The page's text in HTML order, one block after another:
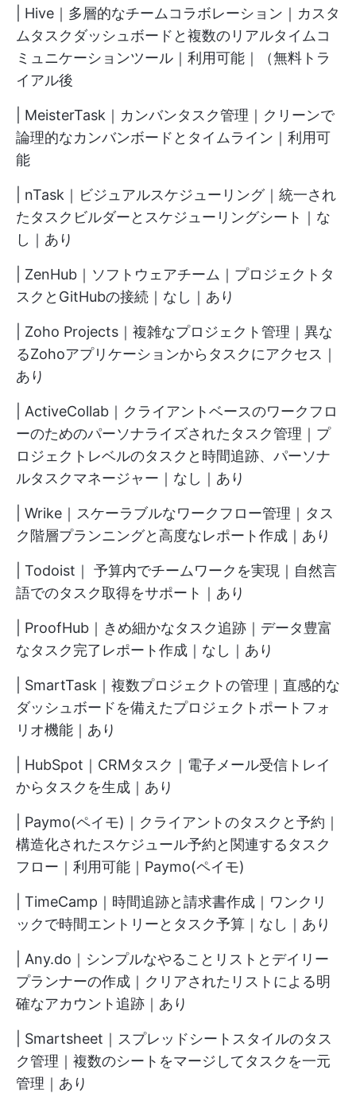
| Hive｜多層的なチームコラボレーション｜カスタ
ムタスクダッシュボードと複数のリアルタイムコ
ミュニケーションツール｜利用可能｜（無料トラ
イアル後
| MeisterTask｜カンバンタスク管理｜クリーンで
論理的なカンバンボードとタイムライン｜利用可
能
| nTask｜ビジュアルスケジューリング｜統一され
たタスクビルダーとスケジューリングシート｜な
し｜あり
| ZenHub｜ソフトウェアチーム｜プロジェクトタ
スクとGitHubの接続｜なし｜あり
| Zoho Projects｜複雑なプロジェクト管理｜異な
るZohoアプリケーションからタスクにアクセス｜
あり
| ActiveCollab｜クライアントベースのワークフロ
ーのためのパーソナライズされたタスク管理｜プ
ロジェクトレベルのタスクと時間追跡、パーソナ
ルタスクマネージャー｜なし｜あり
| Wrike｜スケーラブルなワークフロー管理｜タス
ク階層プランニングと高度なレポート作成｜あり
| Todoist｜ 予算内でチームワークを実現｜自然言
語でのタスク取得をサポート｜あり
| ProofHub｜きめ細かなタスク追跡｜データ豊富
なタスク完了レポート作成｜なし｜あり
| SmartTask｜複数プロジェクトの管理｜直感的な
ダッシュボードを備えたプロジェクトポートフォ
リオ機能｜あり
| HubSpot｜CRMタスク｜電子メール受信トレイ
からタスクを生成｜あり
| Paymo(ペイモ)｜クライアントのタスクと予約｜
構造化されたスケジュール予約と関連するタスク
フロー｜利用可能｜Paymo(ペイモ)
| TimeCamp｜時間追跡と請求書作成｜ワンクリ
ックで時間エントリーとタスク予算｜なし｜あり
| Any.do｜シンプルなやることリストとデイリー
プランナーの作成｜クリアされたリストによる明
確なアカウント追跡｜あり
| Smartsheet｜スプレッドシートスタイルのタス
ク管理｜複数のシートをマージしてタスクを一元
管理｜あり